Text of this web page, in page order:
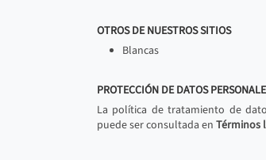
OTROS DE NUESTROS SITIOS
Blancas
PROTECCIÓN DE DATOS
La política de tratamiento de
puede ser consultada en Términos